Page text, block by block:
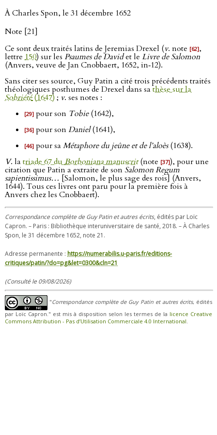
À Charles Spon, le 31 décembre 1652
Note [21]
Ce sont deux traités latins de Jeremias Drexel (v. note [62],
lettre 150) sur les Psaumes de Davidet le Livre de Salomon
(Anvers, veuve de Jan Cnobbaert, 1652, in‑12).
Sans citer ses source, Guy Patin a cité trois précédents traités
théologiques posthumes de Drexel dans sathèse sur la
Sobriété(1647) ; v. ses notes :
[29] pour son Tobie(1642),
[36] pour sonDaniel(1641),
[46] pour sa Métaphore du jeûne et de l’aloès(1638).
V. la triade 67 duBorboniana manuscrit(note [37]), pour une
citation que Patin a extraite de son Salomon Regum
sapientissimus… [Salomon, le plus sage des rois] (Anvers,
1644). Tous ces livres ont paru pour la première fois à
Anvers chez les Cnobbaert).
Correspondance complète de Guy Patin et autres écrits, édités par Loïc
Capron. – Paris : Bibliothèque interuniversitaire de santé, 2018. – À Charles
Spon, le 31 décembre 1652, note 21.
Adresse permanente : https://numerabilis.u-paris.fr/editions-
critiques/patin/?do=pg&let=0300&cln=21
(Consulté le 09/08/2026)
"Correspondance complète de Guy Patin et autres écrits, édités
par Loïc Capron." est mis à disposition selon les termes de la licence Creative
Commons Attribution - Pas d’Utilisation Commerciale 4.0 International.